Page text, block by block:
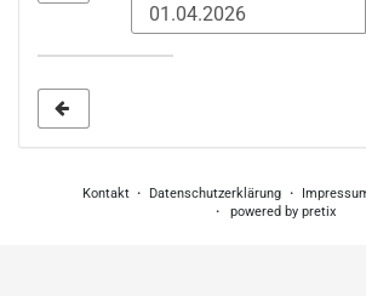
zur
Anzeige
Kontakt Datenschutzerklärung
powered by pretix